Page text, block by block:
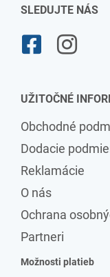
SLEDUJTE NÁS
UŽITOČNÉ
Obchodné
Dodacie
Reklamácie
O nás
Ochrana
Partneri
Možnosti platieb